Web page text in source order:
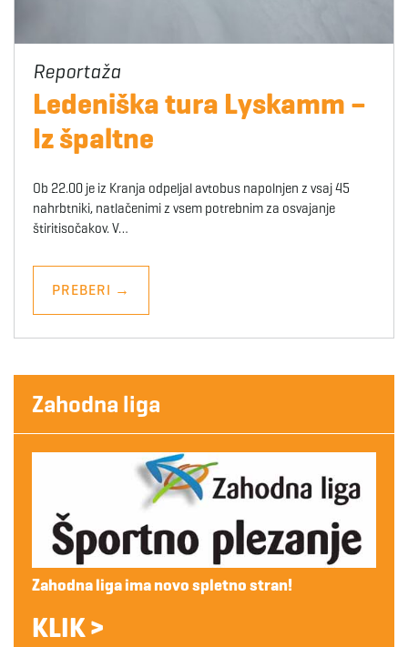
Ledeniška tura Lyskamm –
Iz špaltne
Ob 22.00 je iz Kranja odpeljal avtobus napolnjen z vsaj 45
nahrbtniki, natlačenimi z vsem potrebnim za osvajanje
štiritisočakov. V…
PREBERI →
Zahodna liga
Zahodna liga ima novo spletno stran!
KLIK >